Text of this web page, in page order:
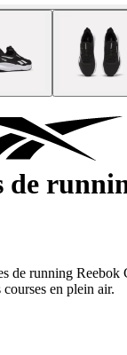
de
de running
en plein air.